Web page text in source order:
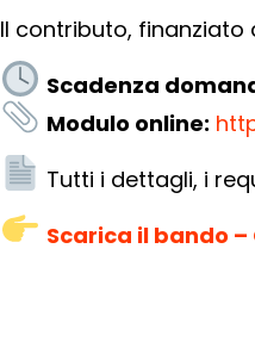
Il contributo, finanziato
Scadenza
Modulo online:
Tutti i dettagli, i
Scarica il bando –